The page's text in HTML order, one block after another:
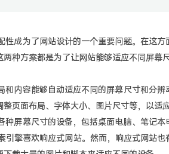
成为了网站设计的一个重要问题。在这方
种方案都是为了让网站能够适应不同屏幕
内容能够自动适应不同的屏幕尺寸和分辨
页面布局、字体大小、图片尺寸等，以适
屏幕尺寸的设备，包括桌面电脑、笔记本
引擎喜欢响应式网站。然而，响应式网站